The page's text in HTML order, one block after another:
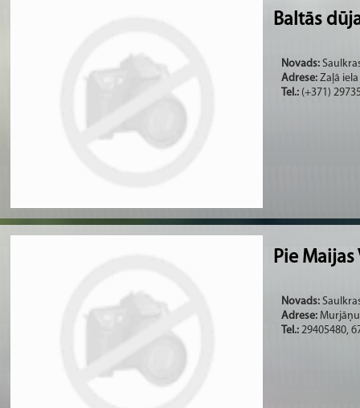
Baltās
Novads:
Adrese: Zaļā
Tel.: (+371)
Pie Maijas
Novads:
Adrese:
Tel.: 29405480,